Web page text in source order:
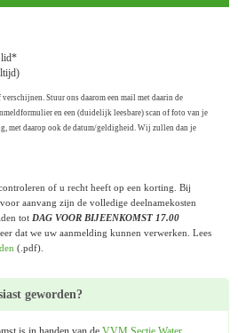
lid*
Stuur ons daarom een mail met daarin de
en een (duidelijk leesbare) scan of foto van je
met daarop ook de datum/geldigheid. Wij zullen dan je
of u recht heeft op een korting. Bij
aanvang zijn de volledige deelnamekosten
tot DAG VOOR BIJEENKOMST 17.00
dat we uw aanmelding kunnen verwerken. Lees
(.pdf).
geworden?